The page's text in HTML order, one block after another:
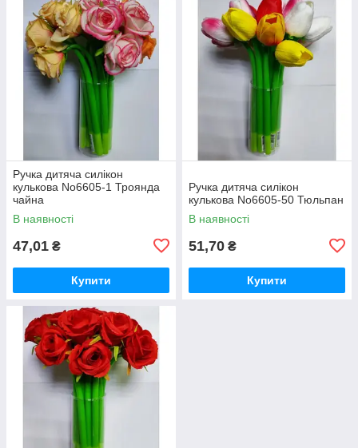
Ручка дитяча силікон
кулькова No6605-1 Троянда
чайна
В наявності
47,01 ₴
Купити
Ручка дитяча силікон
кулькова No6605-50 Тюльпан
В наявності
51,70 ₴
Купити